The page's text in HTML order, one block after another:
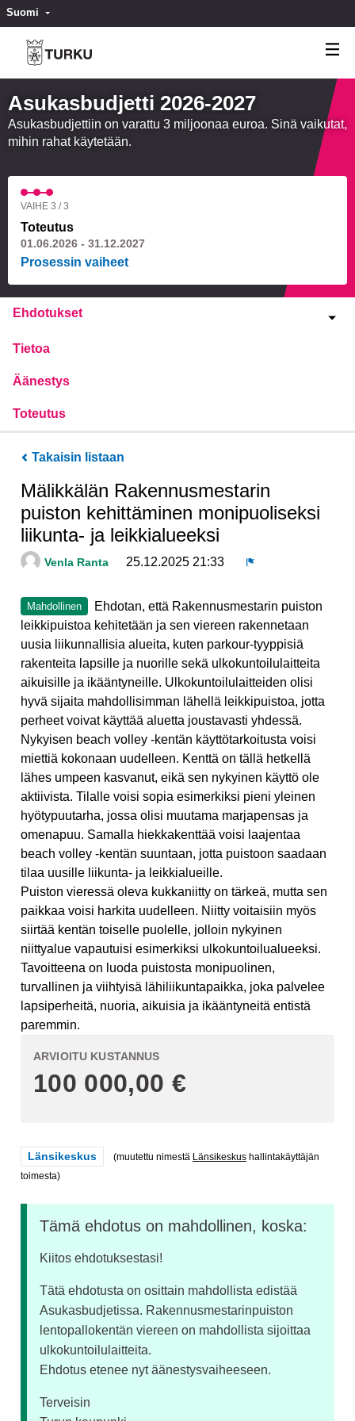
Suomi Valitse kieli
Asukasbudjetti 2026-2027
Asukasbudjettiin on varattu 3 miljoonaa euroa. Sinä vaikutat,
mihin rahat käytetään.
VAIHE 3 / 3
Toteutus
01.06.2026 - 31.12.2027
Prosessin vaiheet
Ehdotukset
Tietoa
Äänestys
Toteutus
Takaisin listaan
Mälikkälän Rakennusmestarin
puiston kehittäminen monipuoliseksi
liikunta- ja leikkialueeksi
Venla Ranta
25.12.2025 21:33
Mahdollinen
Ehdotan, että Rakennusmestarin puiston
leikkipuistoa kehitetään ja sen viereen rakennetaan
uusia liikunnallisia alueita, kuten parkour-tyyppisiä
rakenteita lapsille ja nuorille sekä ulkokuntoilulaitteita
aikuisille ja ikääntyneille. Ulkokuntoilulaitteiden olisi
hyvä sijaita mahdollisimman lähellä leikkipuistoa, jotta
perheet voivat käyttää aluetta joustavasti yhdessä.
Nykyisen beach volley -kentän käyttötarkoitusta voisi
miettiä kokonaan uudelleen. Kenttä on tällä hetkellä
lähes umpeen kasvanut, eikä sen nykyinen käyttö ole
aktiivista. Tilalle voisi sopia esimerkiksi pieni yleinen
hyötypuutarha, jossa olisi muutama marjapensas ja
omenapuu. Samalla hiekkakenttää voisi laajentaa
beach volley -kentän suuntaan, jotta puistoon saadaan
tilaa uusille liikunta- ja leikkialueille.
Puiston vieressä oleva kukkaniitty on tärkeä, mutta sen
paikkaa voisi harkita uudelleen. Niitty voitaisiin myös
siirtää kentän toiselle puolelle, jolloin nykyinen
niittyalue vapautuisi esimerkiksi ulkokuntoilualueeksi.
Tavoitteena on luoda puistosta monipuolinen,
turvallinen ja viihtyisä lähiliikuntapaikka, joka palvelee
lapsiperheitä, nuoria, aikuisia ja ikääntyneitä entistä
paremmin.
ARVIOITU KUSTANNUS
100 000,00 €
Rajaa tulokset teeman mukaan: Länsikeskus
Länsikeskus (muutettu nimestä Länsikeskus hallintakäyttäjän
toimesta)
Tämä ehdotus on mahdollinen, koska:
Kiitos ehdotuksestasi!
Tätä ehdotusta on osittain mahdollista edistää
Asukasbudjetissa. Rakennusmestarinpuiston
lentopallokentän viereen on mahdollista sijoittaa
ulkokuntoilulaitteita.
Ehdotus etenee nyt äänestysvaiheeseen.
Terveisin